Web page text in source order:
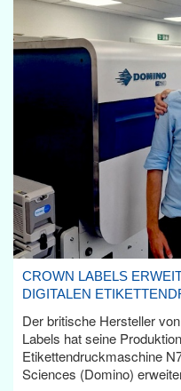
CROWN LABELS
DIGITALEN
Der britische Hersteller
Labels hat seine
Etikettendruckmaschine
Sciences (Domino)